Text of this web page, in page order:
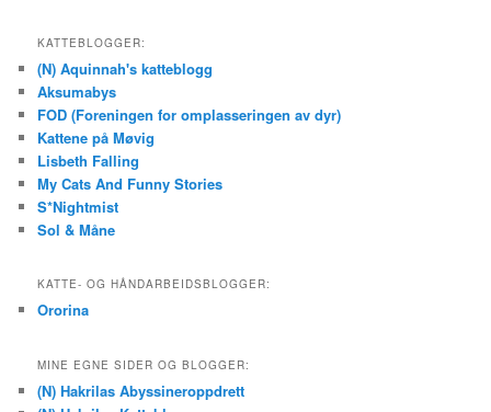
KATTEBLOGGER:
(N) Aquinnah's katteblogg
Aksumabys
FOD (Foreningen for omplasseringen av dyr)
Kattene på Møvig
Lisbeth Falling
My Cats And Funny Stories
S*Nightmist
Sol & Måne
KATTE- OG HÅNDARBEIDSBLOGGER:
Ororina
MINE EGNE SIDER OG BLOGGER:
(N) Hakrilas Abyssineroppdrett